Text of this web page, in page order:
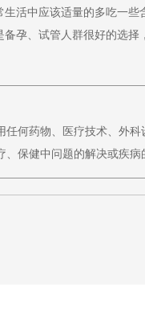
中应该适量的多吃一些
孕、试管人群很好的选
何药物、医疗技术、外
保健中问题的解决或疾病